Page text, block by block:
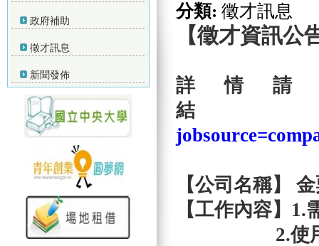
政府補助
徵才訊息
新聞發佈
分類: 徵才訊息
【徵才資訊公
詳情請
【公司名稱】
【工作內容】
2.使用各種